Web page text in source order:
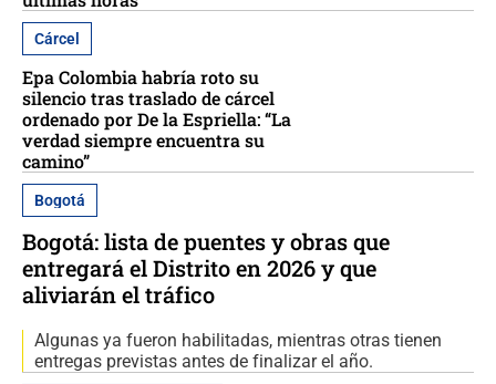
Cárcel
Epa Colombia habría roto su
silencio tras traslado de cárcel
ordenado por De la Espriella: “La
verdad siempre encuentra su
camino”
Bogotá
Bogotá: lista de puentes y obras que
entregará el Distrito en 2026 y que
aliviarán el tráfico
Algunas ya fueron habilitadas, mientras otras tienen
entregas previstas antes de finalizar el año.